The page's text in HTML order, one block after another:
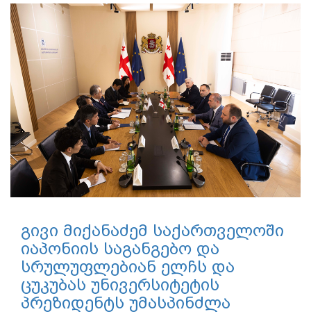
გივი მიქანაძემ საქართველოში
იაპონიის საგანგებო და
სრულუფლებიან ელჩს და
ცუკუბას უნივერსიტეტის
პრეზიდენტს უმასპინძლა